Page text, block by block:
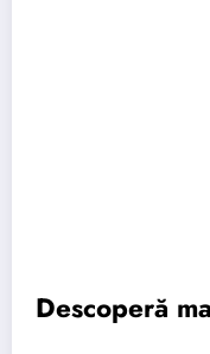
Descoperă